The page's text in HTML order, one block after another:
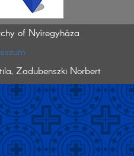
of Nyíregyháza
Zadubenszki Norbert